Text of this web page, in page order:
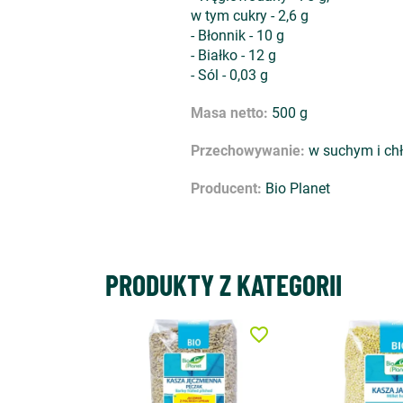
w tym cukry - 2,6 g
- Błonnik - 10 g
- Białko - 12 g
- Sól - 0,03 g
Masa netto: 500 g
Przechowywanie: w suchym i
Producent: Bio Planet
PRODUKTY Z KATEGORII
favorite_border